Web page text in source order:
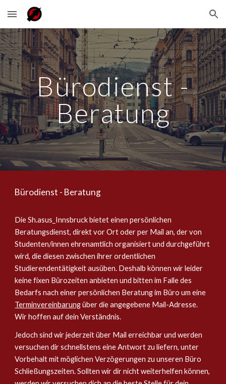
Skip to main content Skip to navigation
Bürodienst -
Beratung
Bürodienst - Beratung
Die Sh.asus_Innsbruck bietet einen persönlichen
Beratungsdienst, direkt vor Ort oder per Mail an, der von
Studenten/innen ehrenamtlich organisiert und durchgeführt
wird, die diesen zwischen ihrer ordentlichen
Studierendentätigkeit ausüben. Deshalb können wir leider
keine fixen Bürozeiten anbieten und bitten im Falle des
Bedarfs nach einer persönlichen Beratung im Büro um eine
Terminvereinbarungüber die angegebene Mail-Adresse.
Wir hoffen auf dein Verständnis.
Jedoch sind wir jederzeit über Mail erreichbar und werden
versuchen dir schnellstens eine Antwort zu liefern, unter
Vorbehalt mit möglichen Verzögerungen zu unseren Büro
Schließungszeiten. Sollten wir dir nicht weiterhelfen können,